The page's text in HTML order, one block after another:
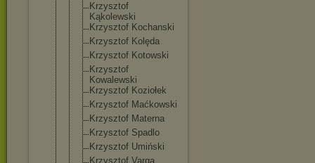
Krzysztof
Kąkolewski
Krzysztof Kochanski
Krzysztof Kolęda
Krzysztof Kotowski
Krzysztof
Kowalewski
Krzysztof Koziołek
Krzysztof Maćkowski
Krzysztof Materna
Krzysztof Spadlo
Krzysztof Umiński
Krzysztof Varga